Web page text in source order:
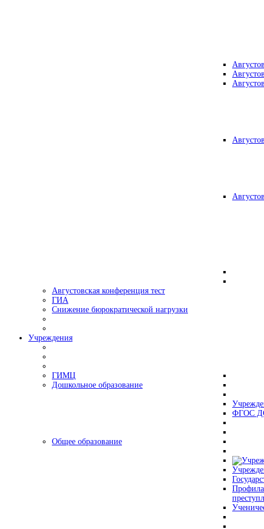
Августовская конференция тест
ГИА
Снижение бюрократической нагрузки
Учреждения
ГИМЦ
Дошкольное образование
ФГОС
Общее образование